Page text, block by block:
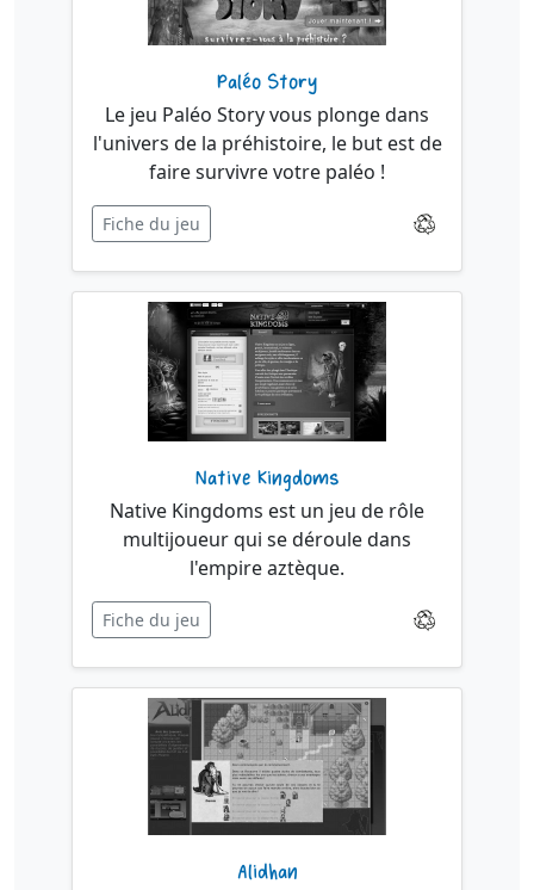
Paléo Story
Le jeu Paléo Story vous plonge dans
l'univers de la préhistoire, le but est de
faire survivre votre paléo !
Fiche du jeu
Native Kingdoms
Native Kingdoms est un jeu de rôle
multijoueur qui se déroule dans
l'empire aztèque.
Fiche du jeu
Alidhan